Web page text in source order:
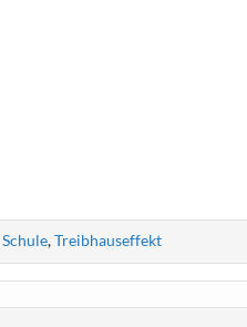
Schule,Treibhauseffekt